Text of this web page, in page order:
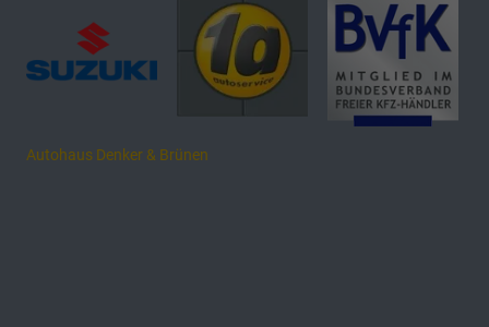
Autohaus Denker & Brünen